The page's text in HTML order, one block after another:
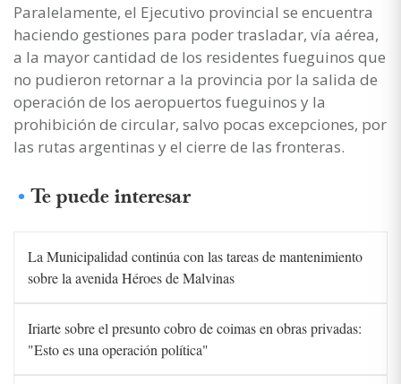
Paralelamente, el Ejecutivo provincial se encuentra
haciendo gestiones para poder trasladar, vía aérea,
a la mayor cantidad de los residentes fueguinos que
no pudieron retornar a la provincia por la salida de
operación de los aeropuertos fueguinos y la
prohibición de circular, salvo pocas excepciones, por
las rutas argentinas y el cierre de las fronteras.
Te puede interesar
La Municipalidad continúa con las tareas de mantenimiento
sobre la avenida Héroes de Malvinas
Iriarte sobre el presunto cobro de coimas en obras privadas:
"Esto es una operación política"